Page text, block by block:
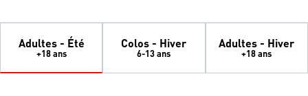
Adultes - Été
+18 ans
Colos - Hiver
6-13 ans
Adultes - Hiver
+18 ans